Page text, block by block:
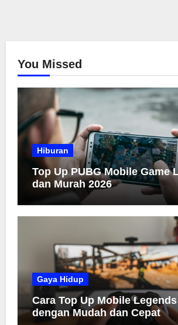
You Missed
Hiburan
Top Up PUBG Mobile Game
dan Murah 2026
Gaya Hidup
Cara Top Up Mobile
dengan Mudah dan Cepat